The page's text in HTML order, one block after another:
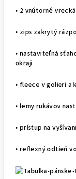
• 2 vnútorné
• zips zakrytý
• nastaviteľná
okraji
• fleece v golieri a
• lemy rukávov
• prístup na
• reflexný odtieň